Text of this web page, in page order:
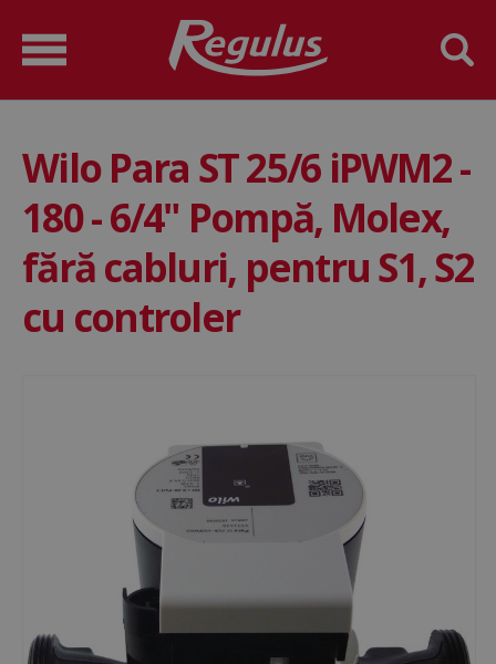
Wilo Para ST 25/6 iPWM2 -
180 - 6/4" Pompă, Molex,
fără cabluri, pentru S1, S2
cu controler